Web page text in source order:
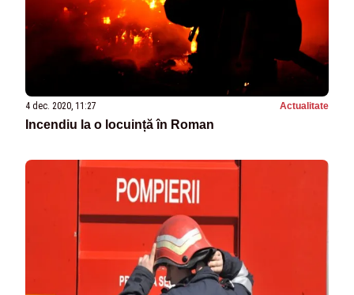
4 dec. 2020, 11:27 Actualitate
Incendiu la o locuință în Roman